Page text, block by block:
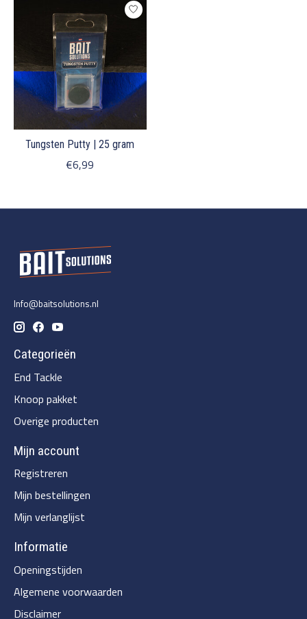
Tungsten Putty | 25 gram
€6,99
Info@baitsolutions.nl
Categorieën
End Tackle
Knoop pakket
Overige producten
Mijn account
Registreren
Mijn bestellingen
Mijn verlanglijst
Informatie
Openingstijden
Algemene voorwaarden
Disclaimer